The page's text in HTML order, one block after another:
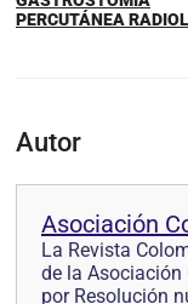
PERCUTÁNEA
Autor
Asociación
La Revista
de la Asociación
por Resolución